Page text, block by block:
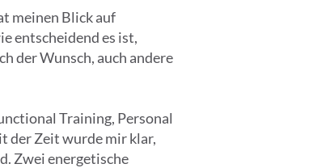
meinen Blick auf
entscheidend es ist,
der Wunsch, auch andere
Training, Personal
der Zeit wurde mir klar,
Zwei energetische